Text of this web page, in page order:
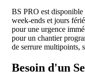
BS PRO est
week-ends et jours
pour une urgence
pour un chantier
de serrure multipoints,
Besoin d'un